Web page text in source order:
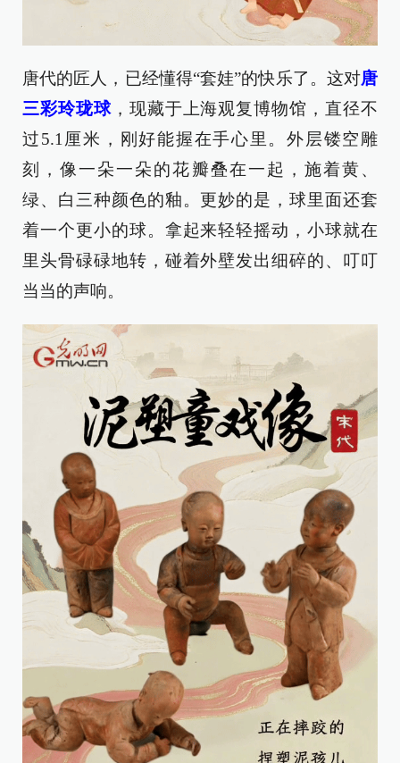
唐代的匠人，已经懂得“套娃”的快乐了。这对唐
三彩玲珑球，现藏于上海观复博物馆，直径不
过5.1厘米，刚好能握在手心里。外层镂空雕
刻，像一朵一朵的花瓣叠在一起，施着黄、
绿、白三种颜色的釉。更妙的是，球里面还套
着一个更小的球。拿起来轻轻摇动，小球就在
里头骨碌碌地转，碰着外壁发出细碎的、叮叮
当当的声响。